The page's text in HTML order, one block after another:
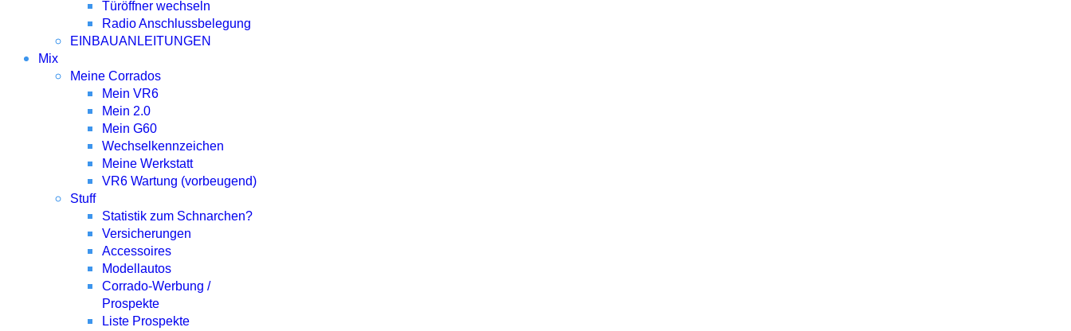
Türöffner wechseln
Radio Anschlussbelegung
EINBAUANLEITUNGEN
Mix
Meine Corrados
Mein VR6
Mein 2.0
Mein G60
Wechselkennzeichen
Meine Werkstatt
VR6 Wartung (vorbeugend)
Stuff
Statistik zum Schnarchen?
Versicherungen
Accessoires
Modellautos
Corrado-Werbung /
Prospekte
Liste Prospekte